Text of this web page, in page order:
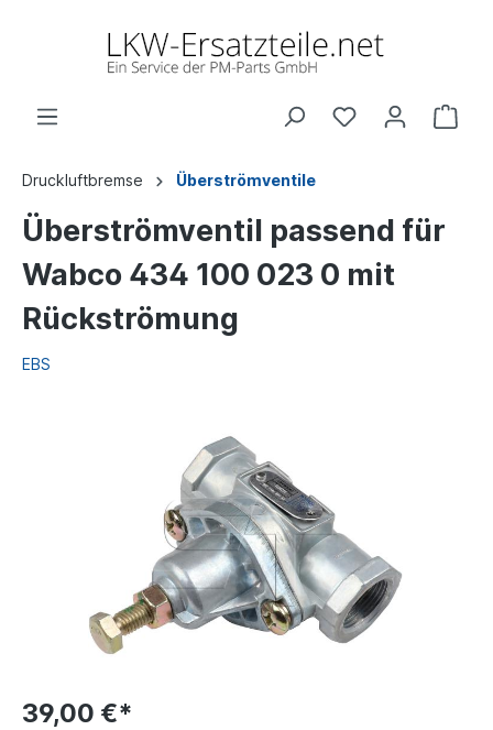
Druckluftbremse Überströmventile
Überströmventil passend für
Wabco 434 100 023 0 mit
Rückströmung
EBS
39,00 €*